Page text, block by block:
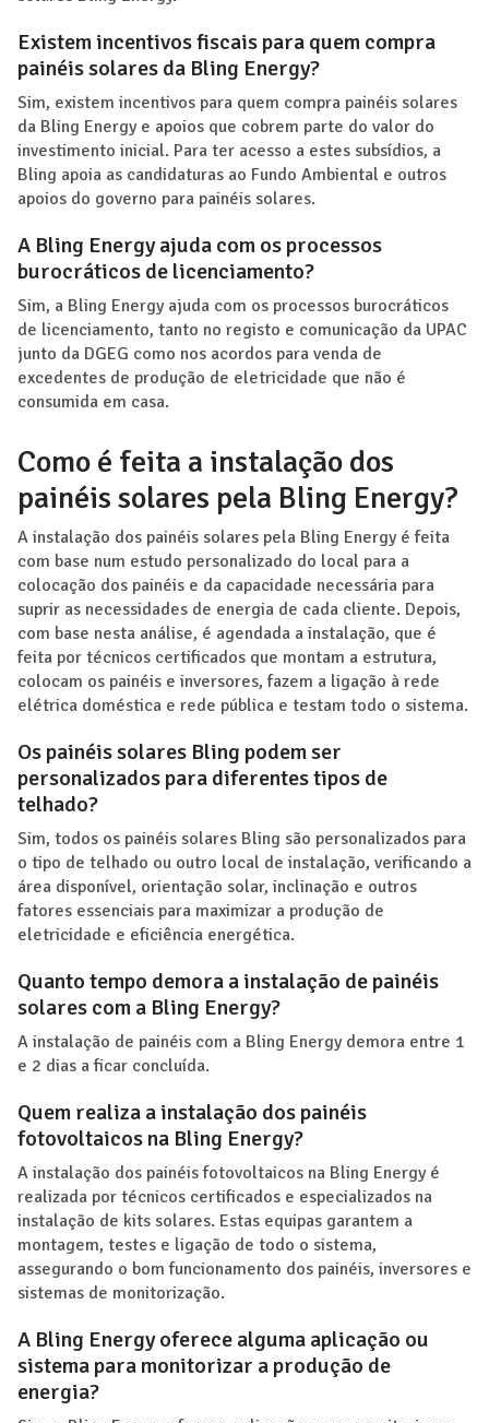
Existem incentivos fiscais para quem compra
painéis solares da Bling Energy?
Sim, existem incentivos para quem compra painéis solares
da Bling Energy e apoios que cobrem parte do valor do
investimento inicial. Para ter acesso a estes subsídios, a
Bling apoia as candidaturas ao Fundo Ambiental e outros
apoios do governo para painéis solares.
A Bling Energy ajuda com os processos
burocráticos de licenciamento?
Sim, a Bling Energy ajuda com os processos burocráticos
de licenciamento, tanto no registo e comunicação da UPAC
junto da DGEG como nos acordos para venda de
excedentes de produção de eletricidade que não é
consumida em casa.
Como é feita a instalação dos
painéis solares pela Bling Energy?
A instalação dos painéis solares pela Bling Energy é feita
com base num estudo personalizado do local para a
colocação dos painéis e da capacidade necessária para
suprir as necessidades de energia de cada cliente. Depois,
com base nesta análise, é agendada a instalação, que é
feita por técnicos certificados que montam a estrutura,
colocam os painéis e inversores, fazem a ligação à rede
elétrica doméstica e rede pública e testam todo o sistema.
Os painéis solares Bling podem ser
personalizados para diferentes tipos de
telhado?
Sim, todos os painéis solares Bling são personalizados para
o tipo de telhado ou outro local de instalação, verificando a
área disponível, orientação solar, inclinação e outros
fatores essenciais para maximizar a produção de
eletricidade e eficiência energética.
Quanto tempo demora a instalação de painéis
solares com a Bling Energy?
A instalação de painéis com a Bling Energy demora entre 1
e 2 dias a ficar concluída.
Quem realiza a instalação dos painéis
fotovoltaicos na Bling Energy?
A instalação dos painéis fotovoltaicos na Bling Energy é
realizada por técnicos certificados e especializados na
instalação de kits solares. Estas equipas garantem a
montagem, testes e ligação de todo o sistema,
assegurando o bom funcionamento dos painéis, inversores e
sistemas de monitorização.
A Bling Energy oferece alguma aplicação ou
sistema para monitorizar a produção de
energia?